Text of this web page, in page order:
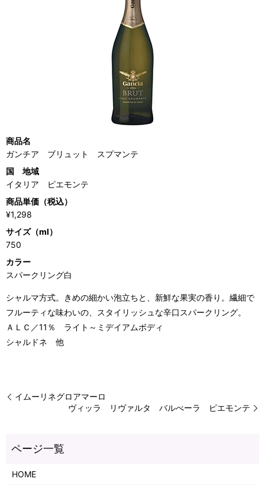
商品名
ガンチア ブリュット スプマンテ
国 地域
イタリア ピエモンテ
商品単価（税込）
¥1,298
サイズ（ml）
750
カラー
スパークリング白
シャルマ方式。きめの細かい泡立ちと、新鮮な果実の香り。繊細で
フルーティな味わいの、スタイリッシュな辛口スパークリング。
ＡＬＣ／11％ ライト～ミデイアムボディ
シャルドネ 他
イムーリネグロアマーロ
ヴィッラ リヴァルタ バルべーラ ピエモンテ
HOME